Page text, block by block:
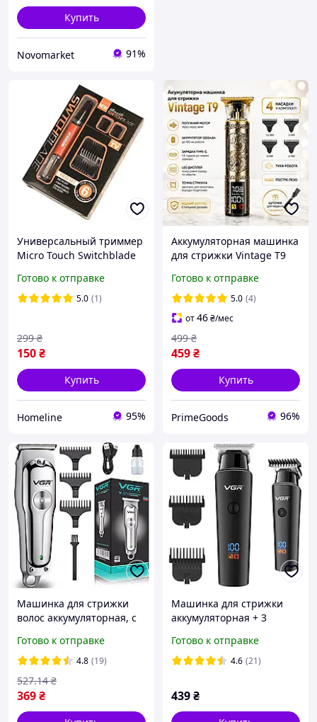
Купить
Novomarket 91%
Универсальный триммер
Micro Touch Switchblade
носа и ушей
Готово к отправке
5.0 (1)
150₴
299 ₴
Купить
Homeline 95%
Аккумуляторная машинка
для стрижки Vintage T9
для мужчин
Готово к отправке
5.0 (4)
от46₴/мес
459₴
499 ₴
Купить
PrimeGoods 96%
Машинка для стрижки
волос аккумуляторная, с
Беспроводной триммер
для усов и бороды
Готово к отправке
4.8 (19)
369₴
527.14 ₴
Машинка для стрижки
аккумуляторная + 3
Профессиональный
триммер для стрижки
Готово к отправке
4.6 (21)
439₴